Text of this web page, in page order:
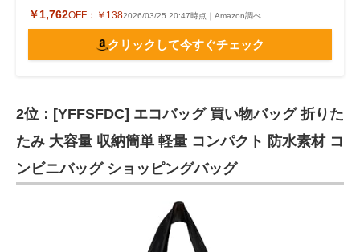
￥1,762OFF： ￥1382026/03/25 20:47時点｜Amazon調べ
クリックして今すぐチェック
2位：[YFFSFDC] エコバッグ 買い物バッグ 折りた
たみ 大容量 収納簡単 軽量 コンパクト 防水素材 コ
ンビニバッグ ショッピングバッグ